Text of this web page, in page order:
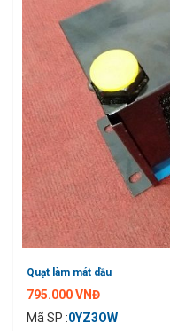
Quạt làm mát dầu
795.000 VNĐ
Mã SP :0YZ3OW